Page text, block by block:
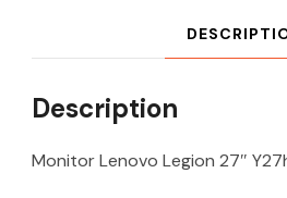
Description
Monitor Lenovo Legion 27″